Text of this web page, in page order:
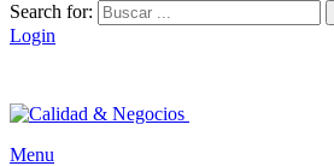
Search for:
Login
Menu